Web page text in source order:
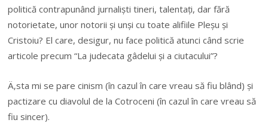
politică contrapunând jurnaliști tineri, talentați, dar fără
notorietate, unor notorii și unși cu toate alifiile Pleșu și
Cristoiu? El care, desigur, nu face politică atunci când scrie
articole precum “La judecata gâdelui și a ciutacului”?
Ä‚sta mi se pare cinism (în cazul în care vreau să fiu blând) și
pactizare cu diavolul de la Cotroceni (în cazul în care vreau să
fiu sincer).